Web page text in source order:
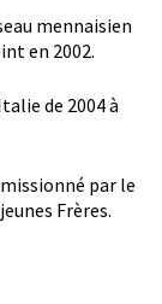
mennaisien
en 2002.
de 2004 à
par le
Frères.